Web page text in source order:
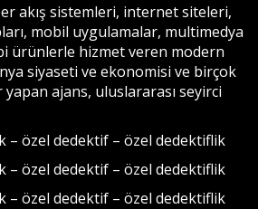
akış sistemleri, internet siteleri,
mobil uygulamalar, multimedya
ürünlerle hizmet veren modern
siyaseti ve ekonomisi ve birçok
ajans, uluslararası seyirci
– özel dedektif – özel dedektiflik
– özel dedektif – özel dedektiflik
– özel dedektif – özel dedektiflik